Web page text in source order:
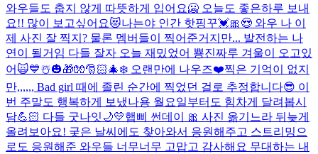
와우들도 춥지 않게 따뜻하게 입어요🥶 오늘도 좋은하루 보내
요!! 많이 보고싶어요😻나는야 인간 핫핑꾸💓🎀😍 와우 나 이
제 사진 잘 찍지? 물론 멤버들이 찍어준거지만... 발전하는 나
연이 될거임 다들 잘자 오늘 재밌었어 뿅진짜루 겨울이 오고있
어🙀💙☃️🎃🎁🧤🎅🏻🎄❄️ 오랜만에 나우즈❤️찍은 기억이 없지
만,,,,,, Bad girl 때에 졸린 순간에 찍었던 걸로 추정합니다😎 이
번 주말도 행복하게 보냈나용 월요일부터도 힘차게 달려봅시
담💪🏻 다들 굿나잇🌙💛햅삐 썬데이 🎀 사진 옮기느라 뒤늦게
올려보아요! 궂은 날씨에도 찾아와서 응원해주고 스트리밍으
로도 응원해준 와우들 너무너무 고맙고 감사해요 무대하는 내